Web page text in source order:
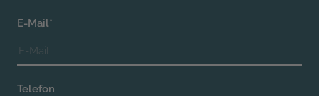
E-Mail*
Telefon